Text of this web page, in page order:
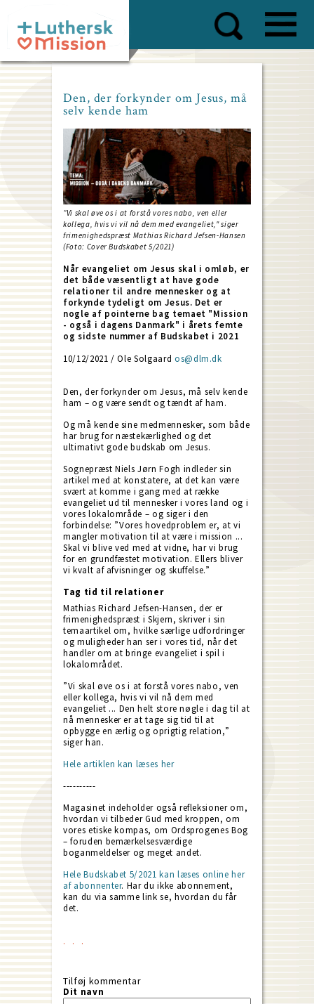
main
content
Den, der forkynder om Jesus, må
selv kende ham
”Vi skal øve os i at forstå vores nabo, ven eller
kollega, hvis vi vil nå dem med evangeliet," siger
frimenighedspræst Mathias Richard Jefsen-Hansen
(Foto: Cover Budskabet 5/2021)
Når evangeliet om Jesus skal i omløb, er
det både væsentligt at have gode
relationer til andre mennesker og at
forkynde tydeligt om Jesus. Det er
nogle af pointerne bag temaet "Mission
- også i dagens Danmark" i årets femte
og sidste nummer af Budskabet i 2021
10/12/2021 / Ole Solgaard os@dlm.dk
Den, der forkynder om Jesus, må selv kende
ham – og være sendt og tændt af ham.
Og må kende sine medmennesker, som både
har brug for næstekærlighed og det
ultimativt gode budskab om Jesus.
Sognepræst Niels Jørn Fogh indleder sin
artikel med at konstatere, at det kan være
svært at komme i gang med at række
evangeliet ud til mennesker i vores land og i
vores lokalområde – og siger i den
forbindelse: ”Vores hovedproblem er, at vi
mangler motivation til at være i mission ...
Skal vi blive ved med at vidne, har vi brug
for en grundfæstet motivation. Ellers bliver
vi kvalt af afvisninger og skuffelse.”
Tag tid til relationer
Mathias Richard Jefsen-Hansen, der er
frimenighedspræst i Skjern, skriver i sin
temaartikel om, hvilke særlige udfordringer
og muligheder han ser i vores tid, når det
handler om at bringe evangeliet i spil i
lokalområdet.
”Vi skal øve os i at forstå vores nabo, ven
eller kollega, hvis vi vil nå dem med
evangeliet ... Den helt store nøgle i dag til at
nå mennesker er at tage sig tid til at
opbygge en ærlig og oprigtig relation,”
siger han.
Hele artiklen kan læses her
----------
Magasinet indeholder også refleksioner om,
hvordan vi tilbeder Gud med kroppen, om
vores etiske kompas, om Ordsprogenes Bog
– foruden bemærkelsesværdige
boganmeldelser og meget andet.
Hele Budskabet 5/2021 kan læses online her
af abonnenter. Har du ikke abonnement,
kan du via samme link se, hvordan du får
det.
Tilføj kommentar
Dit navn